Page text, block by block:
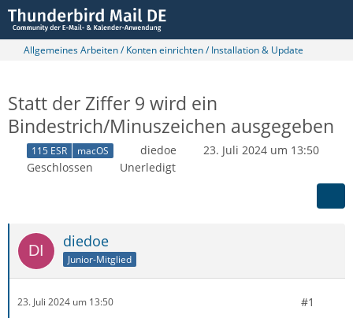
Allgemeines Arbeiten / Konten einrichten / Installation & Update
Statt der Ziffer 9 wird ein
Bindestrich/Minuszeichen ausgegeben
115 ESR macOS diedoe
23. Juli 2024 um 13:50
Geschlossen
Unerledigt
diedoe
Junior-Mitglied
23. Juli 2024 um 13:50 #1